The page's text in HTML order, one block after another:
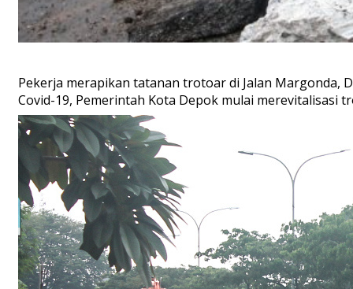
Pekerja merapikan tatanan trotoar di Jalan Margonda,
Covid-19, Pemerintah Kota Depok mulai merevitalisasi